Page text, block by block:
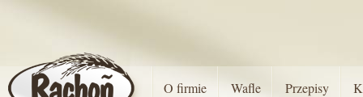
O firmie Wafle Przepisy